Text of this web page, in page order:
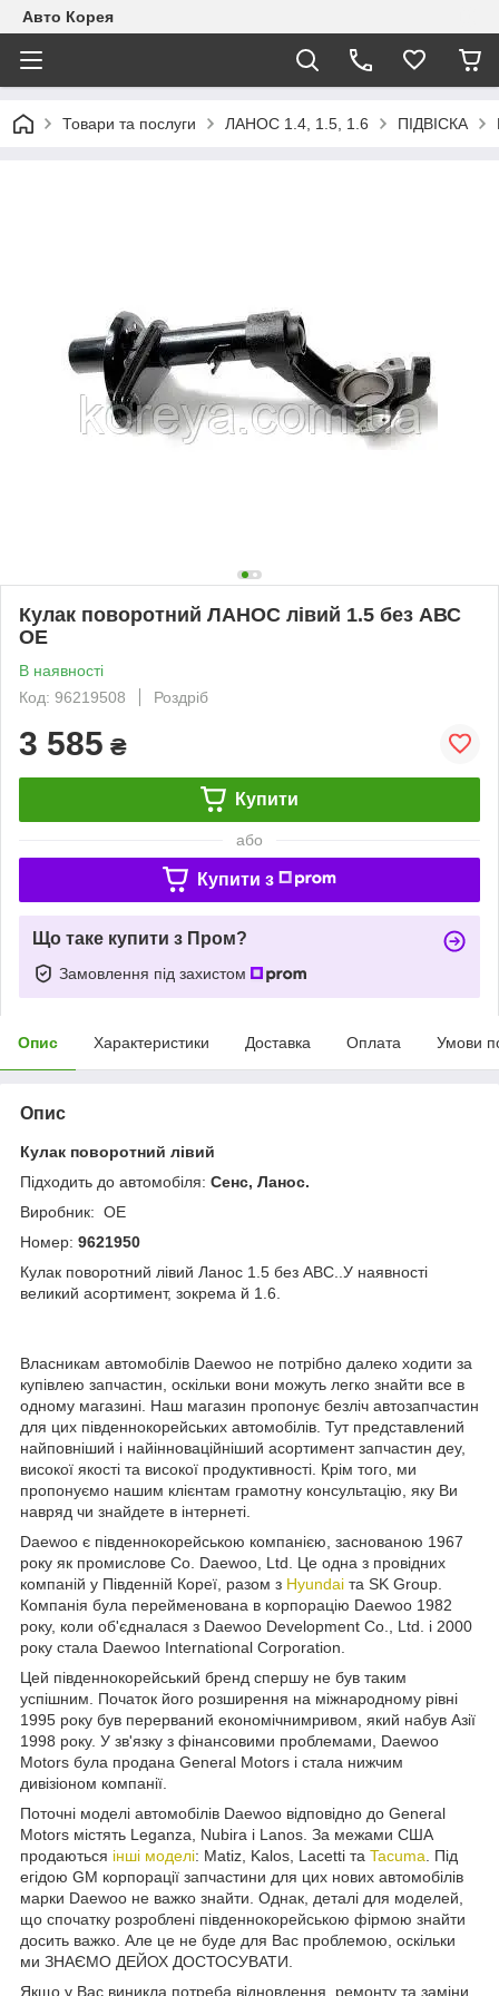
Авто Корея
Товари та послуги ЛАНОС 1.4, 1.5, 1.6 ПІДВІСКА
Кулак поворотний ЛАНОС лівий 1.5 без АВС
OE
В наявності
Код: 96219508
Роздріб
3 585 ₴
Купити
або
Купити з
Що таке купити з Пром?
Замовлення під захистом
Опис Характеристики Доставка Оплата Умови
Опис
Кулак поворотний лівий
Підходить до автомобіля: Сенс, Ланос.
Виробник: OE
Номер: 9621950
Кулак поворотний лівий Ланос 1.5 без АВС..У наявності
великий асортимент, зокрема й 1.6.
Власникам автомобілів Daewoo не потрібно далеко ходити за
купівлею запчастин, оскільки вони можуть легко знайти все в
одному магазині. Наш магазин пропонує безліч автозапчастин
для цих південнокорейських автомобілів. Тут представлений
найповніший і найінноваційніший асортимент запчастин деу,
високої якості та високої продуктивності. Крім того, ми
пропонуємо нашим клієнтам грамотну консультацію, яку Ви
навряд чи знайдете в інтернеті.
Daewoo є південнокорейською компанією, заснованою 1967
року як промислове Co. Daewoo, Ltd. Це одна з провідних
компаній у Південній Кореї, разом з Hyundai та SK Group.
Компанія була перейменована в корпорацію Daewoo 1982
року, коли об'єдналася з Daewoo Development Co., Ltd. і 2000
року стала Daewoo International Corporation.
Цей південнокорейський бренд спершу не був таким
успішним. Початок його розширення на міжнародному рівні
1995 року був перерваний економічнимривом, який набув Азії
1998 року. У зв'язку з фінансовими проблемами, Daewoo
Motors була продана General Motors і стала нижчим
дивізіоном компанії.
Поточні моделі автомобілів Daewoo відповідно до General
Motors містять Leganza, Nubira і Lanos. За межами США
продаються інші моделі: Matiz, Kalos, Lacetti та Tacuma. Під
егідою GM корпорації запчастини для цих нових автомобілів
марки Daewoo не важко знайти. Однак, деталі для моделей,
що спочатку розроблені південнокорейською фірмою знайти
досить важко. Але це не буде для Вас проблемою, оскільки
ми ЗНАЄМО ДЕЙОХ ДОСТОСУВАТИ.
Якщо у Вас виникла потреба відновлення, ремонту та заміни